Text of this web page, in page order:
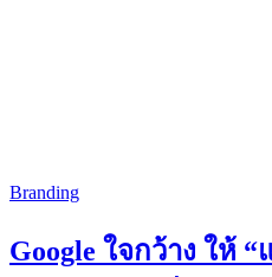
Branding
Google ใจกว้าง ให้